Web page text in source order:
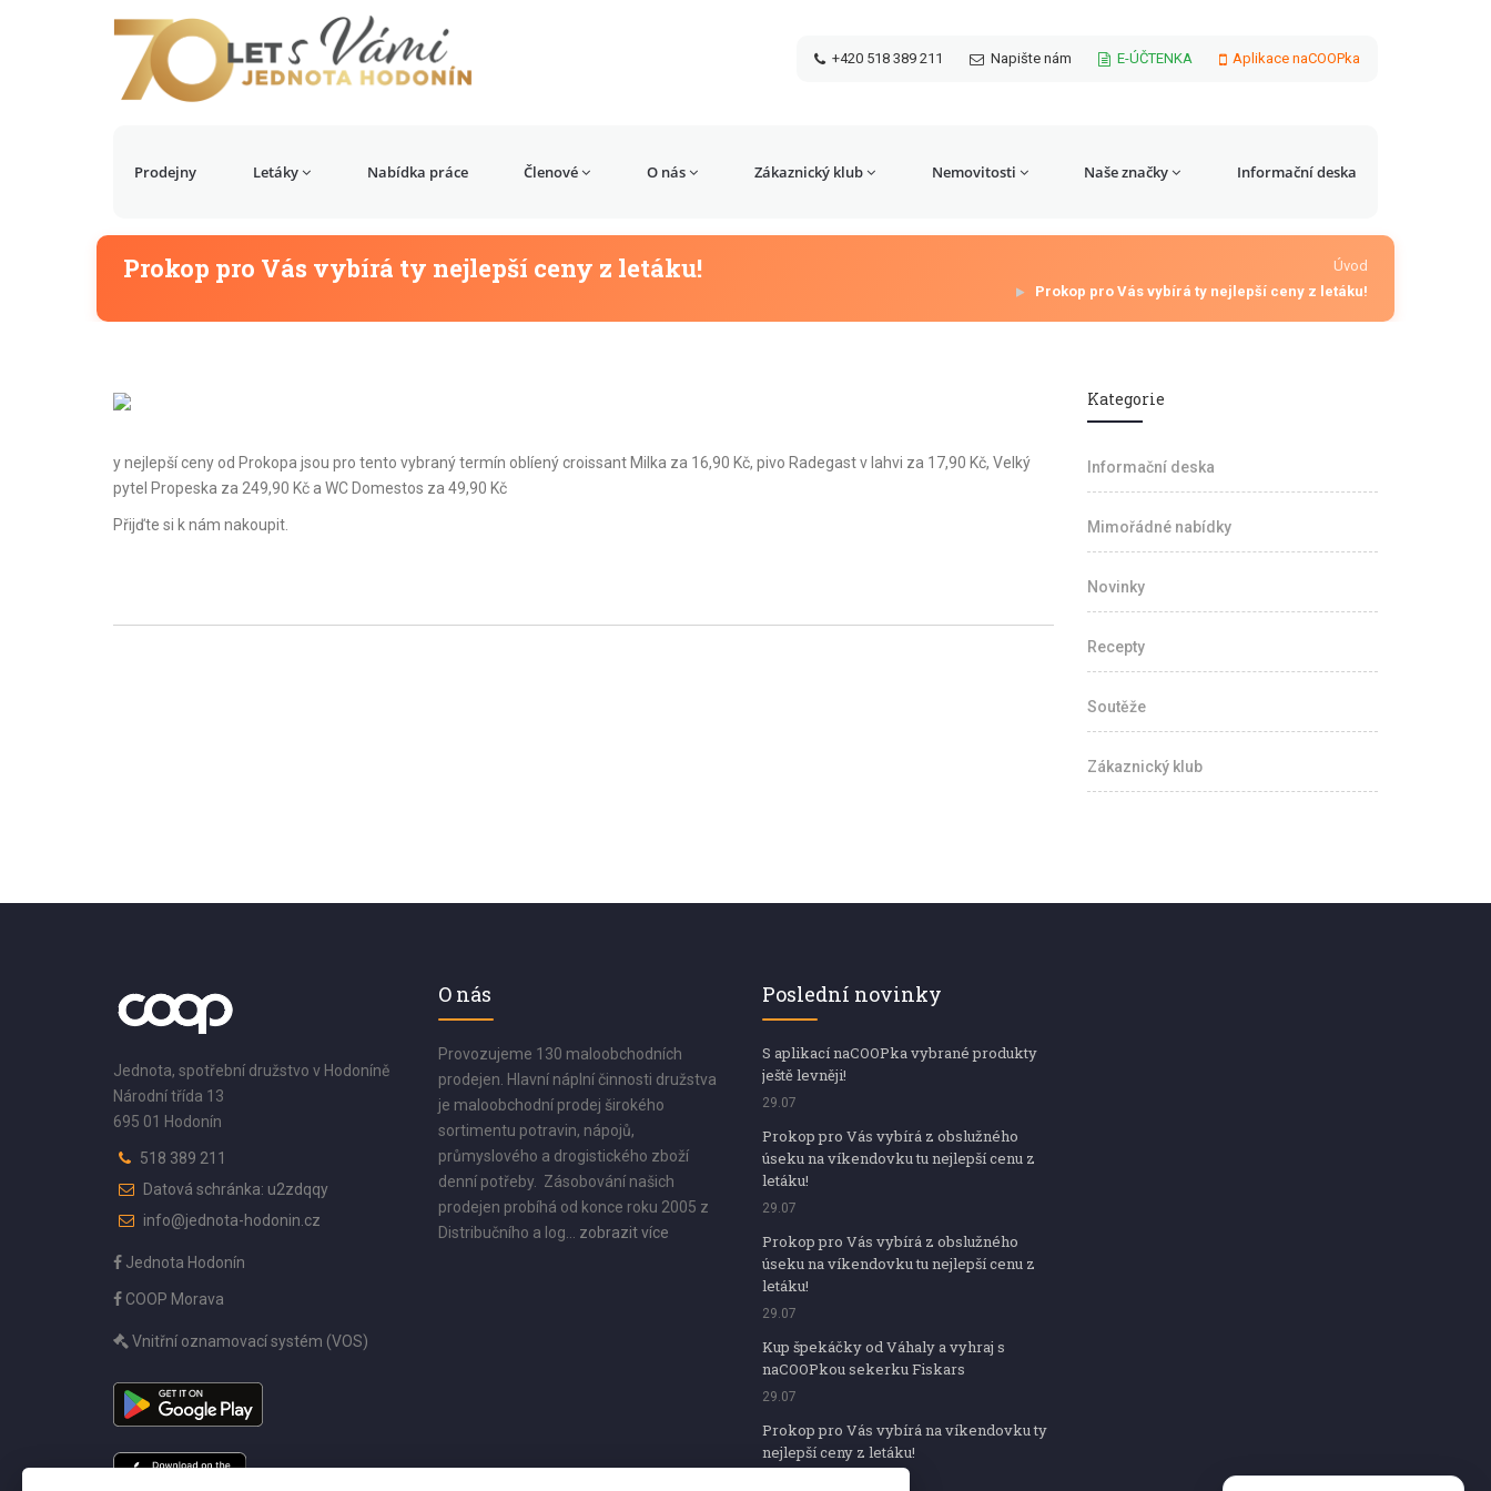
+420 518 389 211 Napište nám E-ÚČTENKA Aplikace naCOOPka
Prodejny Letáky Nabídka práce Členové O nás Zákaznický klub Nemovitosti Naše značky Informační deska
Prokop pro Vás vybírá ty nejlepší ceny z letáku!
Úvod
Prokop pro Vás vybírá ty nejlepší ceny z letáku!
y nejlepší ceny od Prokopa jsou pro tento vybraný termín oblíený croissant Milka za 16,90 Kč, pivo Radegast v lahvi za 17,90 Kč, Velký
pytel Propeska za 249,90 Kč a WC Domestos za 49,90 Kč
Přijďte si k nám nakoupit.
Kategorie
Informační deska
Mimořádné nabídky
Novinky
Recepty
Soutěže
Zákaznický klub
Jednota, spotřební družstvo v Hodoníně
Národní třída 13
695 01 Hodonín
518 389 211
Datová schránka: u2zdqqy
info@jednota-hodonin.cz
Jednota Hodonín
COOP Morava
Vnitřní oznamovací systém (VOS)
O nás
Provozujeme 130 maloobchodních
prodejen. Hlavní náplní činnosti družstva
je maloobchodní prodej širokého
sortimentu potravin, nápojů,
průmyslového a drogistického zboží
denní potřeby. Zásobování našich
prodejen probíhá od konce roku 2005 z
Distribučního a log... zobrazit více
Poslední novinky
S aplikací naCOOPka vybrané produkty
ještě levněji!
29.07
Prokop pro Vás vybírá z obslužného
úseku na víkendovku tu nejlepší cenu z
letáku!
29.07
Prokop pro Vás vybírá z obslužného
úseku na víkendovku tu nejlepší cenu z
letáku!
29.07
Kup špekáčky od Váhaly a vyhraj s
naCOOPkou sekerku Fiskars
29.07
Prokop pro Vás vybírá na víkendovku ty
nejlepší ceny z letáku!